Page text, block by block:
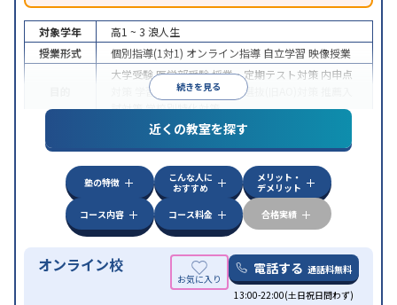
続きを見る
対象学年 高1 ~ 3 浪人生
授業形式
個別指導(1対1) オンライン指導 自立学習 映像授業
大学受験医学部受験授業・定期テスト対策 内申点
学習習慣の定着 総合型選抜(旧AO)対策
試対策学校別特化対策
特徴
中高一貫校生に対応授業の振替可能
学習にPC・タブレットを利用オンライン対応1
科目から受講可能
近くの教室を探す
塾の特徴
こんな人に
おすすめ
メリット・
デメリット
コース内容
コース料金 合格実績
オンライン校 電話する 通話料無料
13:00-22:00(土日祝日問わず)